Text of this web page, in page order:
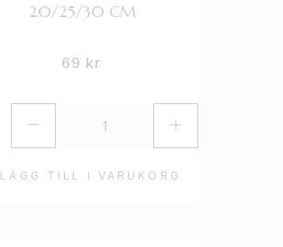
LÄGG TILL I VARUKORG
20/25/30 CM
69 kr